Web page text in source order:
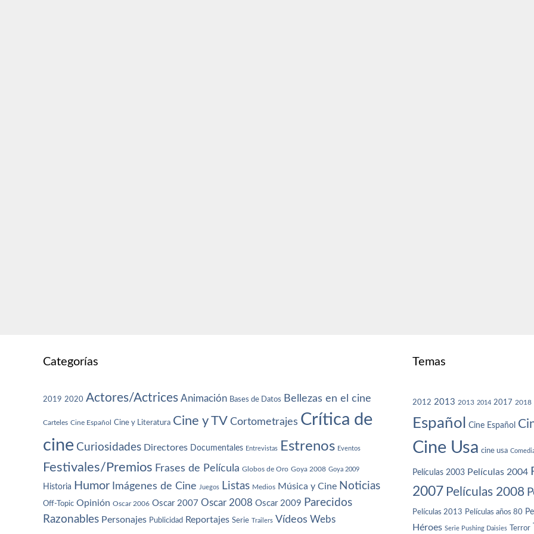
Categorías
2019 2020 Actores/Actrices Animación Bases de Datos Bellezas en el cine
Carteles Cine Español Cine y Literatura Cine y TV Cortometrajes Crítica de
cine Curiosidades Directores Documentales Entrevistas Estrenos Eventos
Festivales/Premios Frases de Película Globos de Oro Goya 2008 Goya 2009
Historia Humor Imágenes de Cine Juegos Listas Medios Música y Cine Noticias
Off-Topic Opinión Oscar 2006 Oscar 2007 Oscar 2008 Oscar 2009 Parecidos
Razonables Personajes Publicidad Reportajes Serie Trailers Vídeos Webs
Temas
2012 2013 2013 2014 2017 2018
Español Cine Español
Cine Usa cine usa
Películas 2003 Películas 2004
2007 Películas 2008
Películas 2013 Películas años 80
Héroes Serie Pushing Daisies Terror